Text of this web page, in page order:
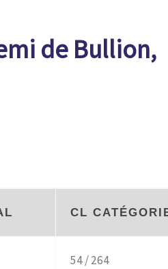
de Bullion,
CL
54 / 264